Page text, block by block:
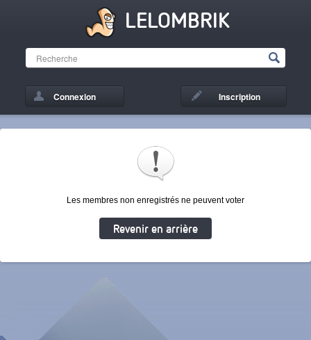
LELOMBRIK
Connexion Inscription
Les membres non enregistrés ne peuvent voter
Revenir en arrière